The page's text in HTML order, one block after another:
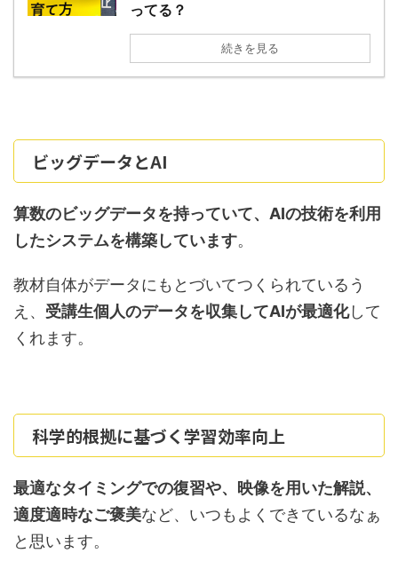
ってる？
続きを見る
ビッグデータとAI
算数のビッグデータを持っていて、AIの技術を利用
したシステムを構築しています。
教材自体がデータにもとづいてつくられているう
え、 受講生個人のデータを収集してAIが最適化して
くれます。
科学的根拠に基づく学習効率向上
最適なタイミングでの復習や、映像を用いた解説、
適度適時なご褒美など、いつもよくできているなぁ
と思います。